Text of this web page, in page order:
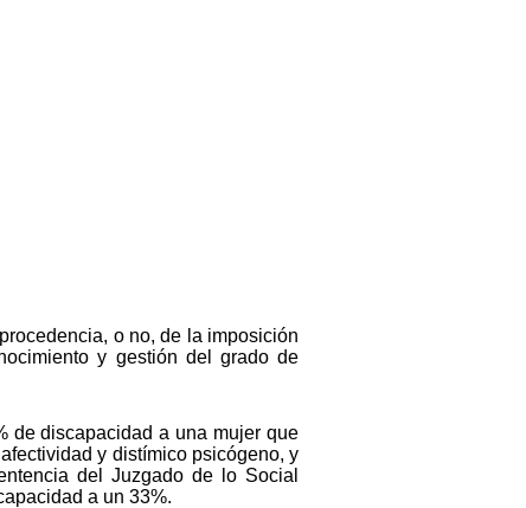
o no, de la imposición
y gestión del grado de
de discapacidad a una mujer que
y distímico psicógeno, y
del Juzgado de lo Social
a un 33%.